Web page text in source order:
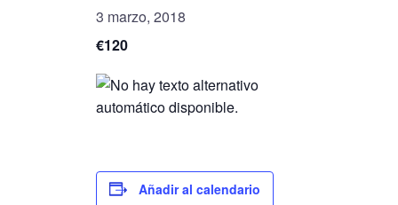
3 marzo, 2018
€120
Añadir al calendario